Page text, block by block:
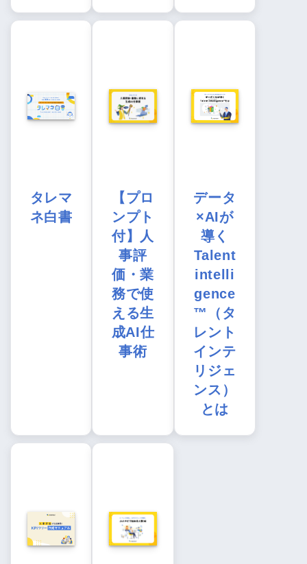
タレマ
ネ白書
【プロ
ンプト
付】人
事評
価・業
務で使
える生
成AI仕
事術
データ
×AIが
導く
Talent
intelli
gence
™（タ
レント
インテ
リジェ
ンス）
とは